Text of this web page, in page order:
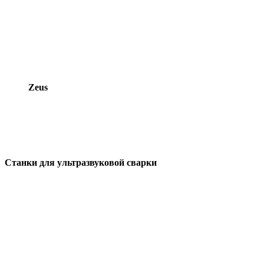
Zeus
Cтанки для ультразвуковой сварки